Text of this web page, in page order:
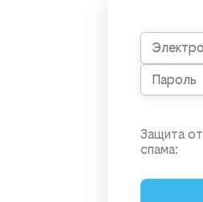
Защита от
спама: